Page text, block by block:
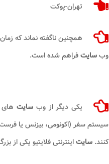
تهران-پوکت
همچنین ناگفته نماند که
وبسایتفراهم شده است.
یکی دیگر از وب سایت
سیستم سفر (اکونومی، بیزنس یا فرست
کنند. سایتاینترنتی فلایتیو یکی از